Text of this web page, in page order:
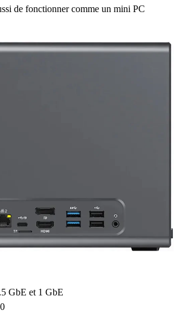
de fonctionner comme un mini PC
GbE et 1 GbE